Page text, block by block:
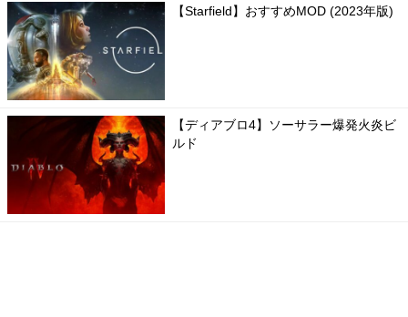
【Starfield】おすすめMOD (2023年版)
【ディアブロ4】ソーサラー爆発火炎ビ
ルド